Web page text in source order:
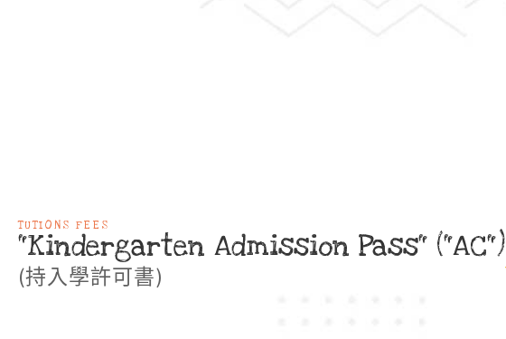
TUTIONS FEES
"Kindergarten Admission Pass" ("AC")
(持入學許可書)